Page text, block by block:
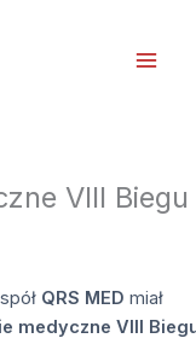
VIII Biegu
QRS MED miał
medyczne VIII